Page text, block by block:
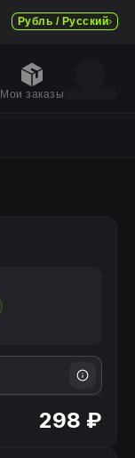
Рубль / Русский
Мои заказы
298 ₽